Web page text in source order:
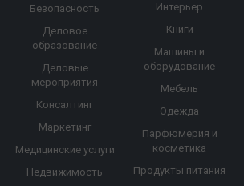
Безопасность
Деловое
образование
Деловые
мероприятия
Консалтинг
Маркетинг
Медицинские услуги
Недвижимость
Интерьер
Книги
Машины и
оборудование
Мебель
Одежда
Парфюмерия и
косметика
Продукты питания